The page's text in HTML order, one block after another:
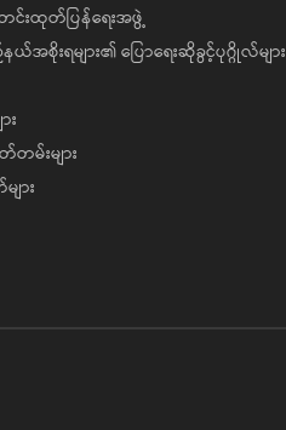
င်းထုတ်ပြန်ရေးအဖွဲ့
အစိုးရများ၏ ပြောရေးဆိုခွင့်ပုဂ္ဂိုလ်များ
း
မ်းများ
ား